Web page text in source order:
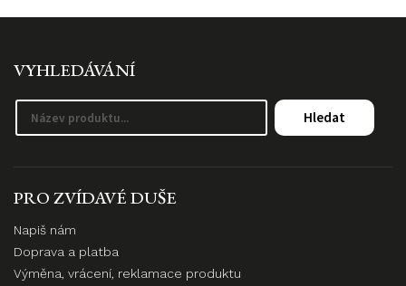
VYHLEDÁVÁNÍ
Hledat
PRO ZVÍDAVÉ DUŠE
Napiš nám
Doprava a platba
Výměna, vrácení, reklamace produktu